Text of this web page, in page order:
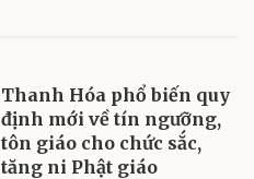
Thanh Hóa phổ biến quy
định mới về tín ngưỡng,
tôn giáo cho chức sắc,
tăng ni Phật giáo